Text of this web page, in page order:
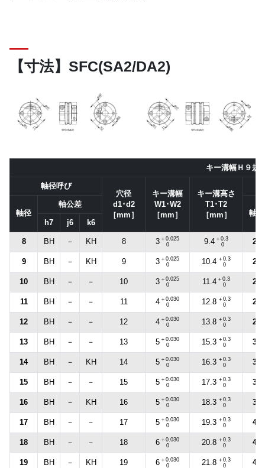
【寸法】SFC(SA2/DA2)
キー溝幅Ｈ９規
軸径呼び
穴径
d1･d2
［mm］
キー溝幅
W1･W2
［mm］
キー溝高さ
T1･T2
［mm］
軸径
軸公差
軸径
h7
j6 k6
8 BH － KH 8 3 ＋0.025
0
9.4 ＋0.3
0
20
9 BH － KH 9 3 ＋0.025
0
10.4 ＋0.3
0
22
10 BH － － 10 3 ＋0.025
0
11.4 ＋0.3
0
24
11 BH － － 11 4 ＋0.030
0
12.8 ＋0.3
0
25
12 BH － － 12 4 ＋0.030
0
13.8 ＋0.3
0
28
13 BH － － 13 5 ＋0.030
0
15.3 ＋0.3
0
30
14 BH － KH 14 5 ＋0.030
0
16.3 ＋0.3
0
32
15 BH － － 15 5 ＋0.030
0
17.3 ＋0.3
0
35
16 BH － KH 16 5 ＋0.030
0
18.3 ＋0.3
0
38
17 BH － － 17 5 ＋0.030
0
19.3 ＋0.3
0
40
18 BH － － 18 6 ＋0.030
0
20.8 ＋0.3
0
42
19 BH － KH 19 6 ＋0.030
0
21.8 ＋0.3
0
45